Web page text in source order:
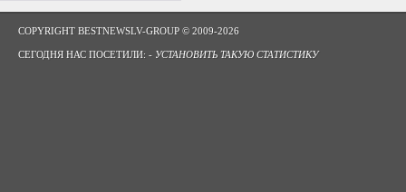
COPYRIGHT BESTNEWSLV-GROUP © 2009-2026
СЕГОДНЯ НАС ПОСЕТИЛИ: - УСТАНОВИТЬ ТАКУЮ СТАТИСТИКУ